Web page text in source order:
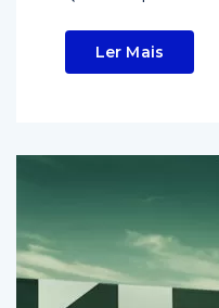
Ler Mais